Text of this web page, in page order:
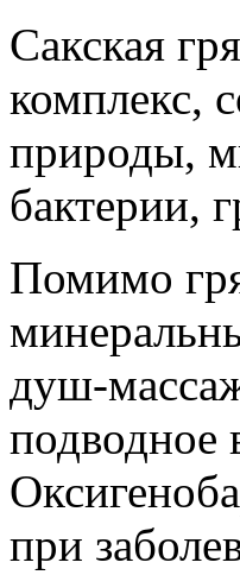
Сакская
комплекс,
природы,
бактерии,
Помимо
душ-
подводное
при